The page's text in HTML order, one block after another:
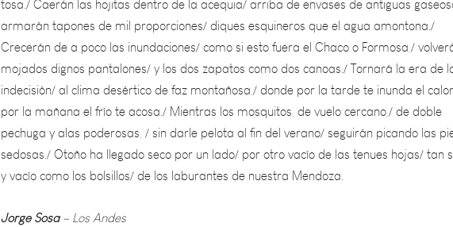
Crecerán de a poco las inundaciones/ como si esto fuera el Chaco o Formosa,/
mojados dignos pantalones/ y los dos zapatos como dos canoas./ Tornará la era
indecisión/ al clima desértico de faz montañosa,/ donde por la tarde te inunda el
por la mañana el frío te acosa./ Mientras los mosquitos, de vuelo cercano,/ de doble
pechuga y alas poderosas, / sin darle pelota al fin del verano/ seguirán picando las
sedosas./ Otoño ha llegado seco por un lado/ por otro vacío de las tenues hojas/
y vacío como los bolsillos/ de los laburantes de nuestra Mendoza.
Jorge Sosa– Los Andes